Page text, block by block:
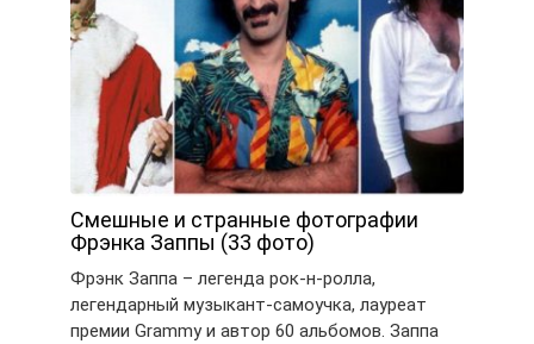
Смешные и странные фотографии
Фрэнка Заппы (33 фото)
Фрэнк Заппа – легенда рок-н-ролла,
легендарный музыкант-самоучка, лауреат
премии Grammy и автор 60 альбомов. Заппа